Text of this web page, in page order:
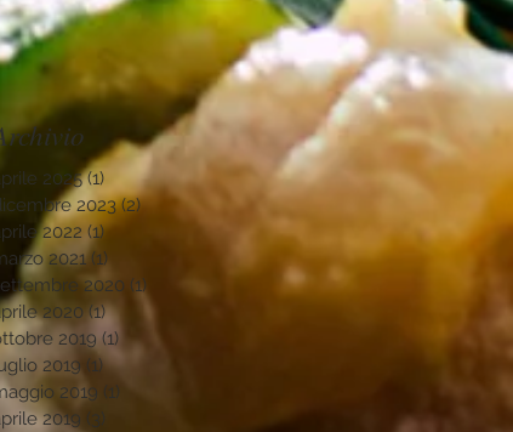
2025 (1) 1 post
2023 (2)2 post
2022 (1)1 post
2021 (1)
2020 (1)
2020 (1)1 post
2019 (1) 1 post
2019 (1)1 post
2019 (1)
2019
(3)